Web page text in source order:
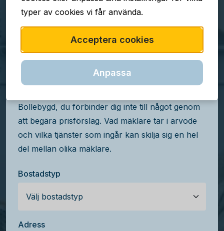
TJÄNSTEN ÄR GRATIS
Jämför mäklararvoden i
Bollebygd
Bollebygd, du förbinder dig inte till något genom
att begära prisförslag. Vad mäklare tar i arvode
och vilka tjänster som ingår kan skilja sig en hel
del mellan olika mäklare.
Bostadstyp
Adress
typer av cookies vi får använda.
Acceptera cookies
Anpassa